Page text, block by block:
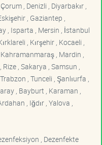
, Denizli , Diyarbakır ,
, Gaziantep ,
, Isparta , Mersin , İstanbul
, Kırşehir , Kocaeli ,
, Mardin ,
, Sakarya , Samsun ,
, Tunceli , Şanlıurfa ,
, Bayburt , Karaman ,
, Iğdır , Yalova ,
, Dezenfekte